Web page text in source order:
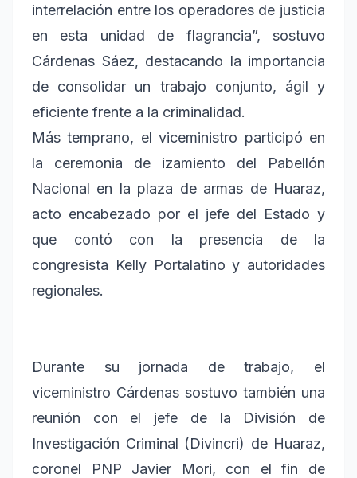
interrelación entre los operadores de justicia
en esta unidad de flagrancia”, sostuvo
Cárdenas Sáez, destacando la importancia
de consolidar un trabajo conjunto, ágil y
eficiente frente a la criminalidad.
Más temprano, el viceministro participó en
la ceremonia de izamiento del Pabellón
Nacional en la plaza de armas de Huaraz,
acto encabezado por el jefe del Estado y
que contó con la presencia de la
congresista Kelly Portalatino y autoridades
regionales.
Durante su jornada de trabajo, el
viceministro Cárdenas sostuvo también una
reunión con el jefe de la División de
Investigación Criminal (Divincri) de Huaraz,
coronel PNP Javier Mori, con el fin de